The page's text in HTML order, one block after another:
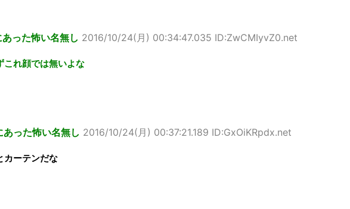
った怖い名無し 2016/10/24(月) 00:34:47.035 ID:ZwCMIyvZ0.net
これ顔では無いよな
あった怖い名無し 2016/10/24(月) 00:37:21.189 ID:GxOiKRpdx.net
カーテンだな